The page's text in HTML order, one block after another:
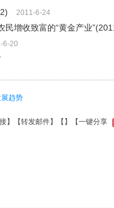
2011-6-24
增收致富的“黄金产业
6-20
趋势
】【转发邮件】【 】 【一键分享